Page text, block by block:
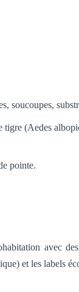
soucoupes,
(Aedes
pointe.
avec
et les labels